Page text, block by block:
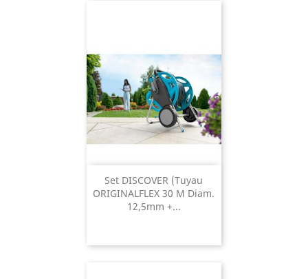
Set DISCOVER (tuyau
ORIGINALFLEX 30 M Diam.
12,5mm +...